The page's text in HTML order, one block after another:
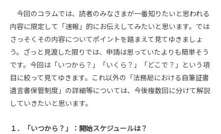
今回のコラムでは、読者のみなさまが一番知りたいと思われる
内容に限定して「速報」的にお伝えしてみたいと思います。では
さっそくその内容についてポイントを踏まえて見てゆきましょ
う。ざっと見渡した限りでは、申請は思っていたよりも簡単そう
です。今回は「いつから？」「いくら？」「どこで？」という項
目に絞って見てゆきます。これ以外の「法務局における自筆証書
遺言書保管制度」の詳細等については、今後複数回に分けて解説
していきたいと思います。
１．「いつから？」：開始スケジュールは？